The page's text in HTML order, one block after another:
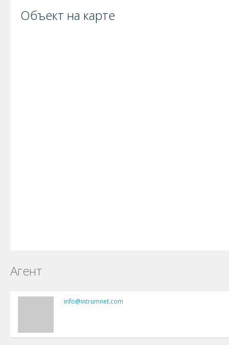
Объект на карте
Агент
info@intrumnet.com